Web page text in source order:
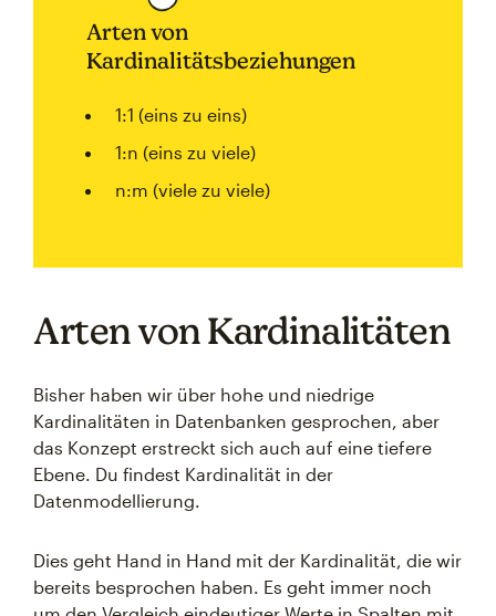
Arten von
Kardinalitätsbeziehungen
1:1 (eins zu eins)
1:n (eins zu viele)
n:m (viele zu viele)
Arten von Kardinalitäten
Bisher haben wir über hohe und niedrige
Kardinalitäten in Datenbanken gesprochen, aber
das Konzept erstreckt sich auch auf eine tiefere
Ebene. Du findest Kardinalität in der
Datenmodellierung.
Dies geht Hand in Hand mit der Kardinalität, die wir
bereits besprochen haben. Es geht immer noch